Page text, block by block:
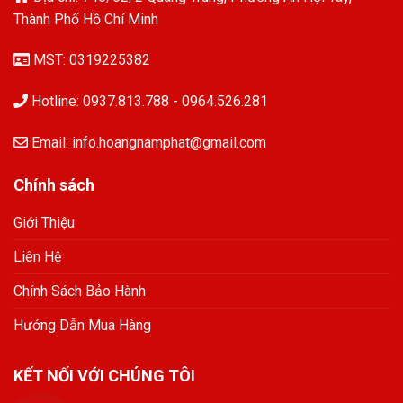
Thành Phố Hồ Chí Minh
MST: 0319225382
Hotline: 0937.813.788 - 0964.526.281
Email: info.hoangnamphat@gmail.com
Chính sách
Giới Thiệu
Liên Hệ
Chính Sách Bảo Hành
Hướng Dẫn Mua Hàng
KẾT NỐI VỚI CHÚNG TÔI